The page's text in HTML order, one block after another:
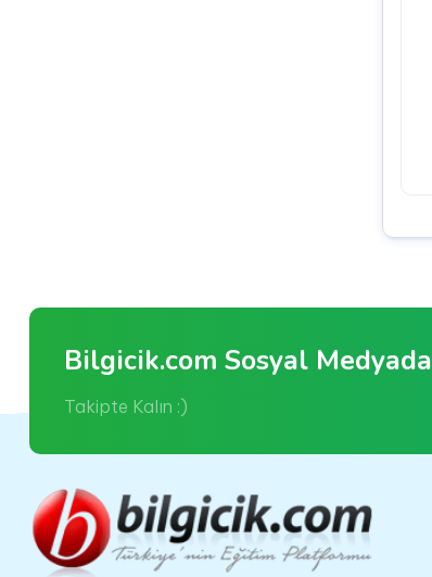
Bilgicik.com Sosyal Medyada
Takipte Kalın :)